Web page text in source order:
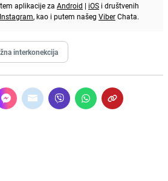
aplikacije za Android | iOS i društvenih
Instagram, kao i putem našeg ViberChata.
interkonekcija